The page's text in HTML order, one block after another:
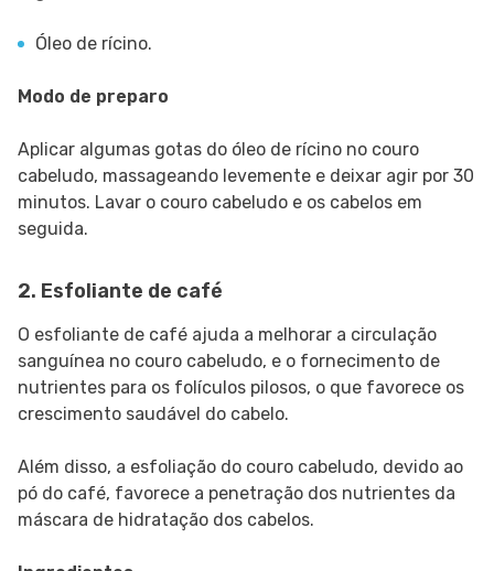
Óleo de rícino.
Modo de preparo
Aplicar algumas gotas do óleo de rícino no couro
cabeludo, massageando levemente e deixar agir por 30
minutos. Lavar o couro cabeludo e os cabelos em
seguida.
2. Esfoliante de café
O esfoliante de café ajuda a melhorar a circulação
sanguínea no couro cabeludo, e o fornecimento de
nutrientes para os folículos pilosos, o que favorece os
crescimento saudável do cabelo.
Além disso, a esfoliação do couro cabeludo, devido ao
pó do café, favorece a penetração dos nutrientes da
máscara de hidratação dos cabelos.